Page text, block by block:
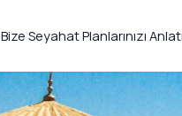
Bize Seyahat Planlarınızı